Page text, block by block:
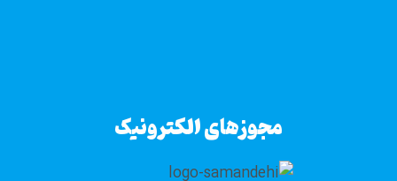
مجوزهای الکترونیک